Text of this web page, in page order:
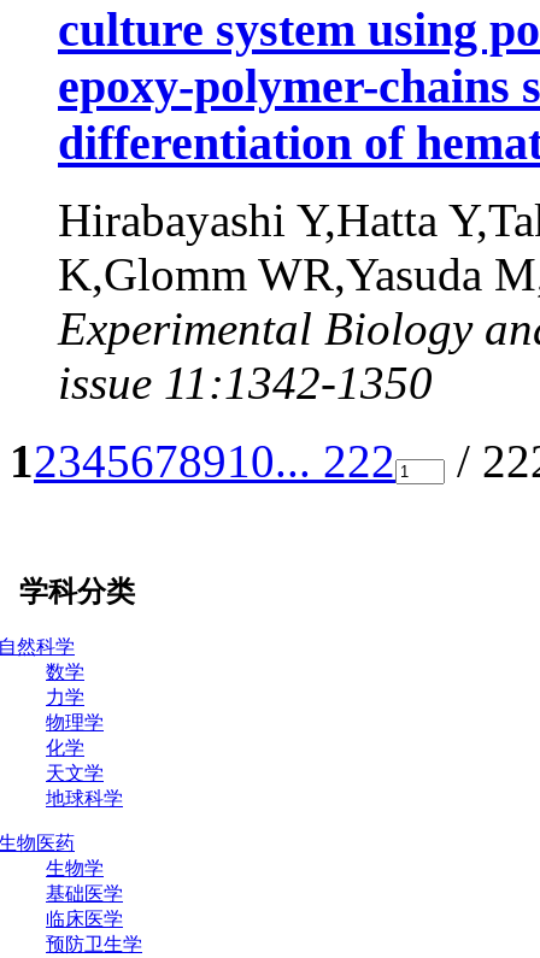
culture system using
epoxy-polymer-chains
differentiation of
Hirabayashi Y,Hatta
K,Glomm WR,Yasuda
Experimental Biology
issue 11:1342-1350
12345678910... 222 /
科分类
然科学
数学
力学
物理学
化学
天文学
地球科学
物医药
生物学
基础医学
临床医学
预防卫生学